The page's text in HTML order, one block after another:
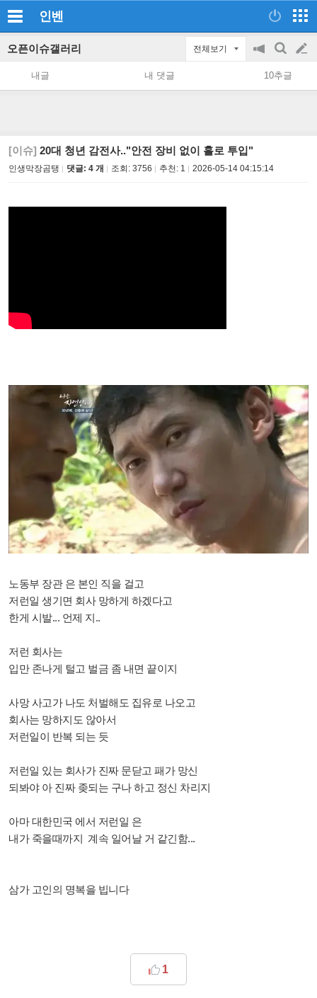
인벤
오픈이슈갤러리 전체보기
공
지
on/off
검
색
글
쓰
내글 내 댓글 10추글
[이슈] 20대 청년 감전사.."안전 장비 없이 홀로 투입"
인생막장곰탱 댓글: 4 개 조회: 3756 추천: 1 2026-05-14 04:15:14
노동부 장관 은 본인 직을 걸고
저런일 생기면 회사 망하게 하겠다고
한게 시발... 언제 지..
저런 회사는
입만 존나게 털고 벌금 좀 내면 끝이지
사망 사고가 나도 처벌해도 집유로 나오고
회사는 망하지도 않아서
저런일이 반복 되는 듯
저런일 있는 회사가 진짜 문닫고 패가 망신
되봐야 아 진짜 좆되는 구나 하고 정신 차리지
아마 대한민국 에서 저런일 은
내가 죽을때까지 계속 일어날 거 같긴함...
삼가 고인의 명복을 빕니다
1